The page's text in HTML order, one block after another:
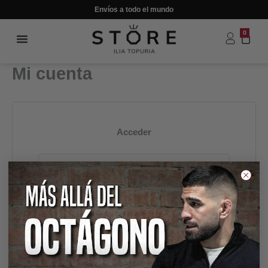
al
Envíos a todo el mundo
0
Mi cuenta
Acceder
Recuérdame